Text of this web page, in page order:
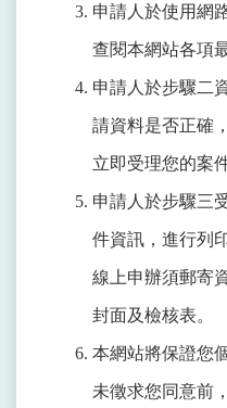
申請人於使用網
查閱本網站各項
申請人於步驟二
請資料是否正確
立即受理您的案
申請人於步驟三
件資訊，進行列
線上申辦須郵寄
封面及檢核表。
本網站將保證您
未徵求您同意前